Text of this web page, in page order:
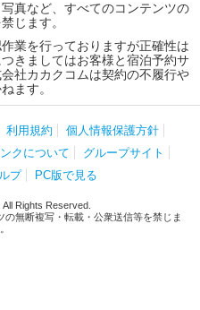
真など、すべてのコンテンツの
じます。
業を行っておりますが正確性は
きましてはお客様と宿泊予約サ
社カカクコムは契約の不履行や
ます。
利用規約
個人情報保護方針
ンクについて
グループサイト
プ PC版で見る
Rights Reserved.
無断複写・転載・公衆送信等を禁じま